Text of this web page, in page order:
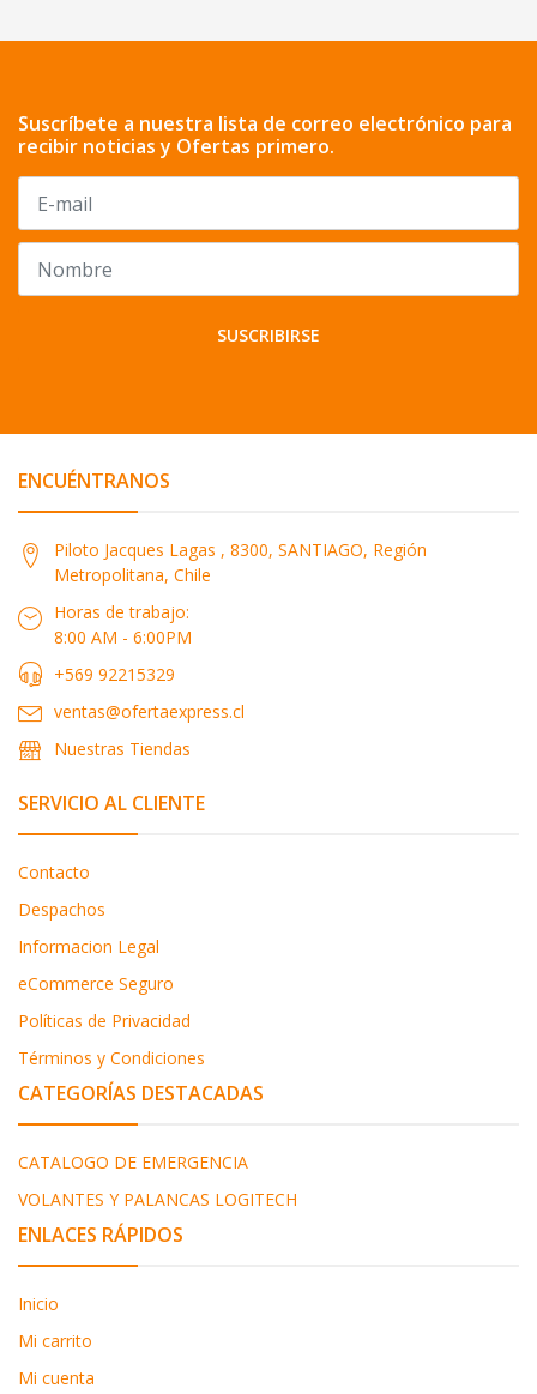
Suscríbete a nuestra lista de correo electrónico para
recibir noticias y Ofertas primero.
SUSCRIBIRSE
ENCUÉNTRANOS
Piloto Jacques Lagas , 8300, SANTIAGO, Región
Metropolitana, Chile
Horas de trabajo:
8:00 AM - 6:00PM
+569 92215329
ventas@ofertaexpress.cl
Nuestras Tiendas
SERVICIO AL CLIENTE
Contacto
Despachos
Informacion Legal
eCommerce Seguro
Políticas de Privacidad
Términos y Condiciones
CATEGORÍAS DESTACADAS
CATALOGO DE EMERGENCIA
VOLANTES Y PALANCAS LOGITECH
ENLACES RÁPIDOS
Inicio
Mi carrito
Mi cuenta